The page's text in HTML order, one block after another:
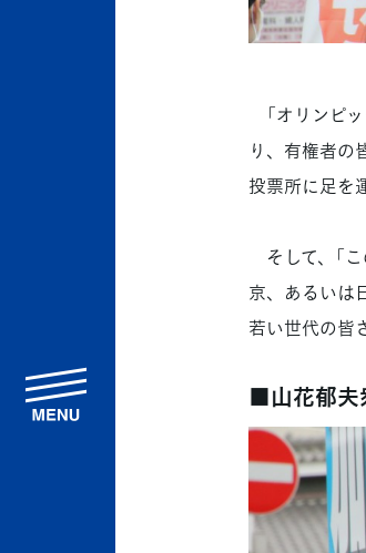
「オリンピ
り、有権者の
投票所に足を
そして、「
京、あるいは
若い世代の皆
■山花郁夫